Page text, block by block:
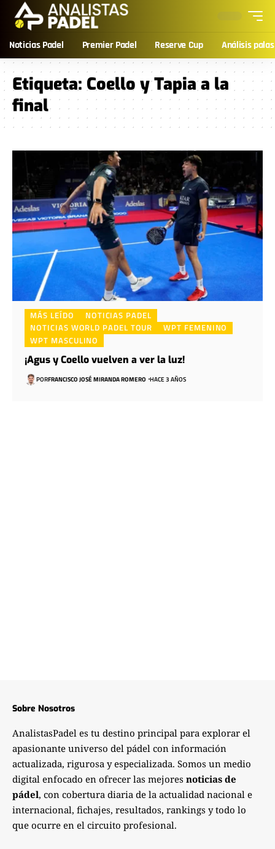
Noticias Padel Premier Padel Reserve Cup Análisis palas
Etiqueta: Coello y Tapia a la
final
MÁS LEÍDO
NOTICIAS PADEL
NOTICIAS WORLD PADEL TOUR
WPT FEMENINO
WPT MASCULINO
¡Agus y Coello vuelven a ver la luz!
PORFRANCISCO JOSÉ MIRANDA ROMERO HACE 3 AÑOS
Sobre Nosotros
AnalistasPadel es tu destino principal para explorar el
apasionante universo del pádel con información
actualizada, rigurosa y especializada. Somos un medio
digital enfocado en ofrecer las mejores noticias de
pádel, con cobertura diaria de la actualidad nacional e
internacional, fichajes, resultados, rankings y todo lo
que ocurre en el circuito profesional.